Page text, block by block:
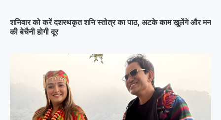
शनिवार को करें दशरथकृत शनि स्तोत्र का पाठ, अटके काम खुलेंगे और मन
की बेचैनी होगी दूर